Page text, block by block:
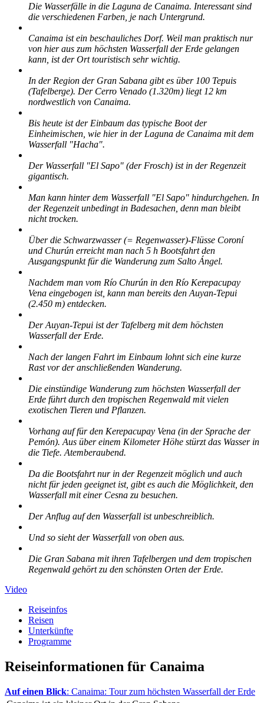
Die Wasserfälle in die Laguna de Canaima. Interessant sind
die verschiedenen Farben, je nach Untergrund.
Canaima ist ein beschauliches Dorf. Weil man praktisch nur
von hier aus zum höchsten Wasserfall der Erde gelangen
kann, ist der Ort touristisch sehr wichtig.
In der Region der Gran Sabana gibt es über 100 Tepuis
(Tafelberge). Der Cerro Venado (1.320m) liegt 12 km
nordwestlich von Canaima.
Bis heute ist der Einbaum das typische Boot der
Einheimischen, wie hier in der Laguna de Canaima mit dem
Wasserfall "Hacha".
Der Wasserfall "El Sapo" (der Frosch) ist in der Regenzeit
gigantisch.
Man kann hinter dem Wasserfall "El Sapo" hindurchgehen. In
der Regenzeit unbedingt in Badesachen, denn man bleibt
nicht trocken.
Über die Schwarzwasser (= Regenwasser)-Flüsse Coroní
und Churún erreicht man nach 5 h Bootsfahrt den
Ausgangspunkt für die Wanderung zum Salto Ángel.
Nachdem man vom Río Churún in den Río Kerepacupay
Vena eingebogen ist, kann man bereits den Auyan-Tepui
(2.450 m) entdecken.
Der Auyan-Tepui ist der Tafelberg mit dem höchsten
Wasserfall der Erde.
Nach der langen Fahrt im Einbaum lohnt sich eine kurze
Rast vor der anschließenden Wanderung.
Die einstündige Wanderung zum höchsten Wasserfall der
Erde führt durch den tropischen Regenwald mit vielen
exotischen Tieren und Pflanzen.
Vorhang auf für den Kerepacupay Vena (in der Sprache der
Pemón). Aus über einem Kilometer Höhe stürzt das Wasser in
die Tiefe. Atemberaubend.
Da die Bootsfahrt nur in der Regenzeit möglich und auch
nicht für jeden geeignet ist, gibt es auch die Möglichkeit, den
Wasserfall mit einer Cesna zu besuchen.
Der Anflug auf den Wasserfall ist unbeschreiblich.
Und so sieht der Wasserfall von oben aus.
Die Gran Sabana mit ihren Tafelbergen und dem tropischen
Regenwald gehört zu den schönsten Orten der Erde.
Video
Reiseinfos
Reisen
Unterkünfte
Programme
Reiseinformationen für Canaima
Auf einen Blick: Canaima: Tour zum höchsten Wasserfall der Erde